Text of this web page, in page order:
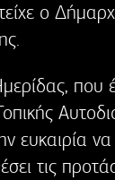
ο
που
ευκαιρία
τις